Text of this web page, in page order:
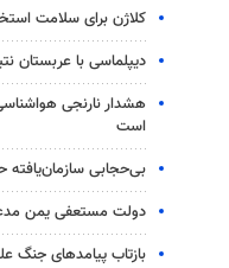
کلاژن برای سلامت
دیپلماسی با
است
بی‌حجابی
دولت مستعفی یمن
بازتاب پیامدهای جنگ